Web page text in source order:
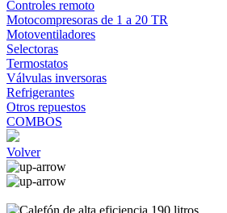
Controles remoto
Motocompresoras de 1 a 20 TR
Motoventiladores
Selectoras
Termostatos
Válvulas inversoras
Refrigerantes
Otros repuestos
COMBOS
Volver